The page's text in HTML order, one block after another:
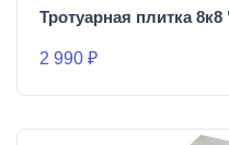
Тротуарная плитка
2 990 ₽